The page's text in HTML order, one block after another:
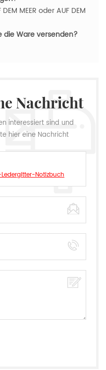
MEER oder AUF DEM
die Ware versenden?
Nachricht
interessiert sind und
hier eine Nachricht
Notizbuch